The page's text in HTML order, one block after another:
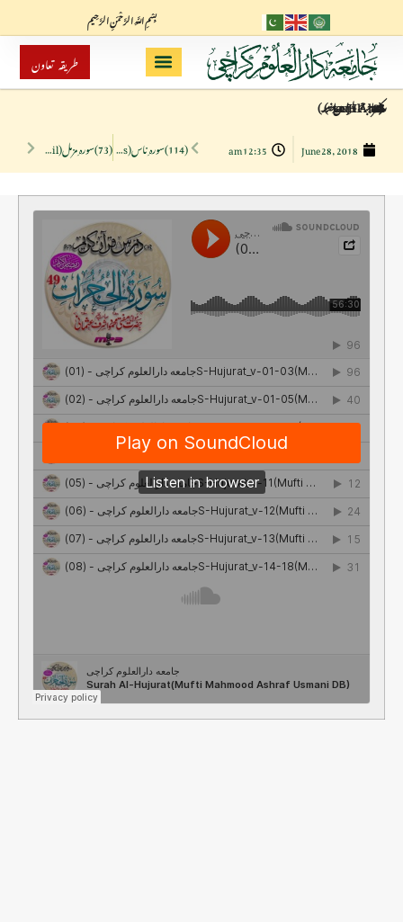
بِسْمِ اللَّهِ الرَّحْمَنِ الرَّحِيم
طریقہ تعاون
(49)سورہ ِ حجرات(Surah Al-Hujurat)رمضان المبارک 1434ھ
June 28, 2018
12:35 am (114)سورہ ِ ناس(Surah An-Nas)رمضان المبارک 1439ھ (73)سورہ ِ مزمل(Surah Al-Muzzammil)رمضان المبارک 1433ھ